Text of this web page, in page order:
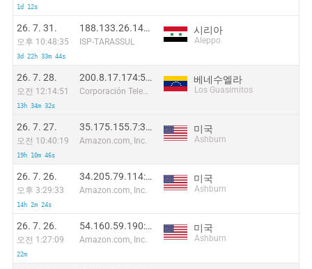
1d 12s
26. 7. 31.
오후 10:48:35
3d 22h 33m 44s
188.133.26.149:53222
ISP-TARASSUL
시리아
Aleppo
26. 7. 28.
오전 12:14:51
13h 34m 32s
200.8.17.174:59556
Corporación Telemic C.A.
베네수엘라
Los Guasimitos
26. 7. 27.
오전 10:40:19
19h 10m 46s
35.175.155.7:39928
Amazon.com, Inc.
미국
Ashburn
26. 7. 26.
오후 3:29:33
14h 2m 24s
34.205.79.114:18794
Amazon.com, Inc.
미국
Ashburn
26. 7. 26.
오전 1:27:09
22m
54.160.59.190:25026
Amazon.com, Inc.
미국
Ashburn